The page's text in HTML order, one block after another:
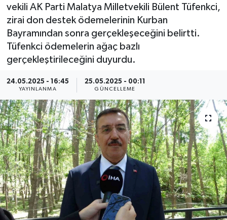
vekili AK Parti Malatya Milletvekili Bülent Tüfenkci,
zirai don destek ödemelerinin Kurban
Bayramından sonra gerçekleşeceğini belirtti.
Tüfenkci ödemelerin ağaç bazlı
gerçekleştirileceğini duyurdu.
24.05.2025 - 16:45
YAYINLANMA
25.05.2025 - 00:11
GÜNCELLEME